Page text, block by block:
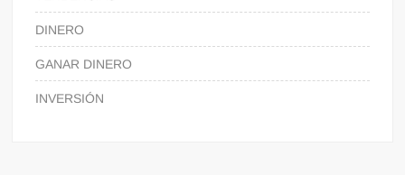
DINERO
GANAR DINERO
INVERSIÓN